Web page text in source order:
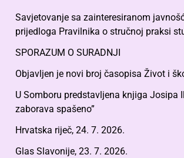
Savjetovanje sa zainteresiranom
prijedloga Pravilnika o stručnoj praksi
SPORAZUM O SURADNJI
Objavljen je novi broj časopisa Život i
U Somboru predstavljena knjiga Josipa
zaborava spašeno”
Hrvatska riječ, 24. 7. 2026.
Glas Slavonije, 23. 7. 2026.